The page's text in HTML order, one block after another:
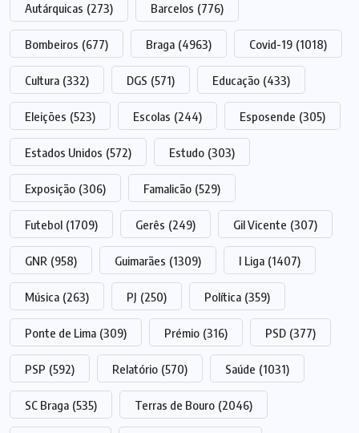
Autárquicas (273) Barcelos (776)
Bombeiros (677) Braga (4963) Covid-19 (1018)
Cultura (332) DGS (571) Educação (433)
Eleições (523) Escolas (244) Esposende (305)
Estados Unidos (572) Estudo (303)
Exposição (306) Famalicão (529)
Futebol (1709) Gerês (249) Gil Vicente (307)
GNR (958) Guimarães (1309) I Liga (1407)
Música (263) PJ (250) Política (359)
Ponte de Lima (309) Prémio (316) PSD (377)
PSP (592) Relatório (570) Saúde (1031)
SC Braga (535) Terras de Bouro (2046)